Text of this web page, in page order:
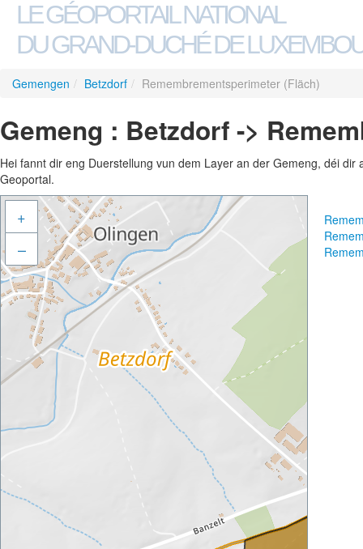
LE GÉOPORTAIL NATIONAL
DU GRAND-DUCHÉ DE
Gemengen / Betzdorf / Remembrementsperimeter (Fläch)
Gemeng : Betzdorf ->
Hei fannt dir eng Duerstellung vun dem Layer an der Gemeng, déi
Geoportal.
+
–